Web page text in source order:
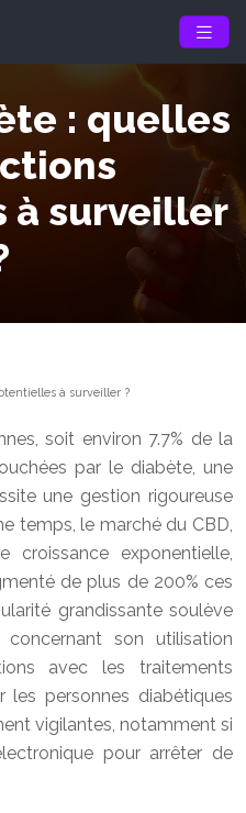
: quelles
surveiller
à surveiller ?
soit environ 7.7% de la
par le diabète, une
une gestion rigoureuse
temps, le marché du CBD,
croissance exponentielle,
de plus de 200% ces
grandissante soulève
son utilisation
avec les traitements
les personnes diabétiques
vigilantes, notamment si
pour arrêter de